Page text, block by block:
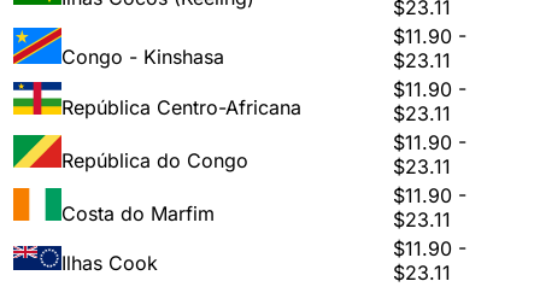
$23.11
Congo - Kinshasa
$11.90 -
$23.11
República Centro-Africana
$11.90 -
$23.11
República do Congo
$11.90 -
$23.11
Costa do Marfim
$11.90 -
$23.11
Ilhas Cook
$11.90 -
$23.11